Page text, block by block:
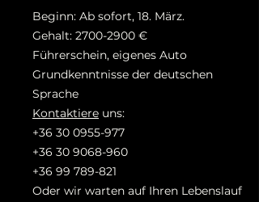
Beginn: Ab sofort, 18. März.
Gehalt: 2700-2900 €
Führerschein, eigenes Auto
Grundkenntnisse der deutschen
Sprache
Kontaktiere uns:
+36 30 0955-977
+36 30 9068-960
+36 99 789-821
Oder wir warten auf Ihren Lebenslauf